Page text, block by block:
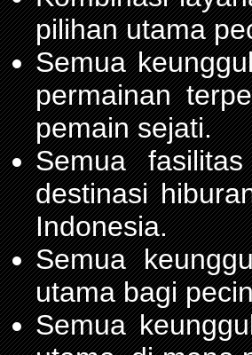
pilihan utama
Semua
permainan
pemain sejati.
Semua
destinasi
Indonesia.
Semua
utama bagi
Semua